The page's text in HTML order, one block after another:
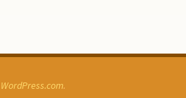
WordPress.com.